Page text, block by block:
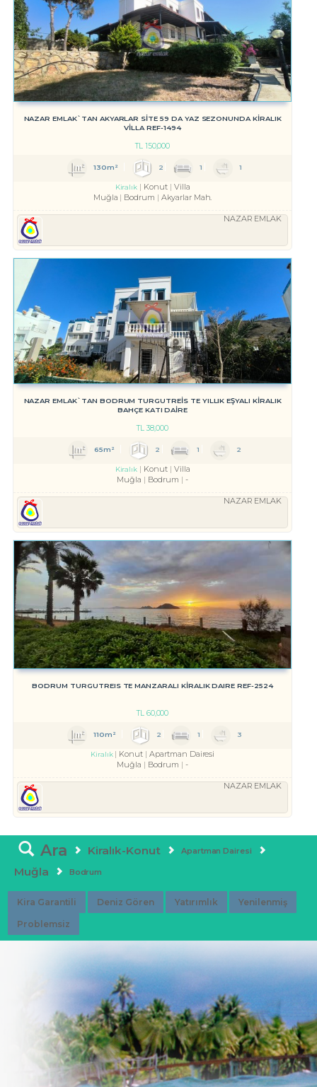
NAZAR EMLAK`TAN AKYARLAR SİTE 59 DA YAZ SEZONUNDA KİRALIK
VİLLA REF-1494
TL150,000
130m² 2 1 1
Kiralık Konut
Villa
Muğla
Bodrum Akyarlar Mah.
NAZAR EMLAK
NAZAR EMLAK`TAN BODRUM TURGUTREİS TE YILLIK EŞYALI KİRALIK
BAHÇE KATI DAİRE
TL 38,000
65m² 2 1 2
Kiralık Konut
Villa
Muğla
Bodrum -
NAZAR EMLAK
BODRUM TURGUTREIS TE MANZARALI KİRALIK DAIRE REF-2524
TL60,000
110m² 2 1 3
Kiralık Konut
Apartman Dairesi
Muğla
Bodrum -
NAZAR EMLAK
Ara Kiralık-Konut Apartman Dairesi
Muğla Bodrum
Kira Garantili Deniz Gören Yatırımlık Yenilenmiş
Problemsiz